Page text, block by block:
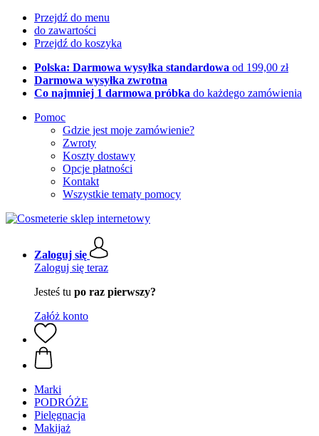
Przejdź do menu
do zawartości
Przejdź do koszyka
Polska: Darmowa wysyłka standardowa od 199,00 zł
Darmowa wysyłka zwrotna
Co najmniej 1 darmowa próbka do każdego zamówienia
Pomoc
Gdzie jest moje zamówienie?
Zwroty
Koszty dostawy
Opcje płatności
Kontakt
Wszystkie tematy pomocy
Zaloguj się
Zaloguj się teraz
Jesteś tu po raz pierwszy?
Załóż konto
Marki
PODRÓŻE
Pielęgnacja
Makijaż